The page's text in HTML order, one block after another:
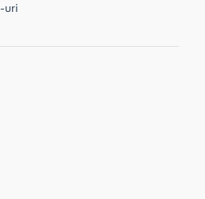
uri